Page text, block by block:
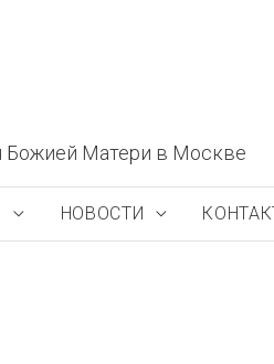
Божией Матери в Москве
НОВОСТИ